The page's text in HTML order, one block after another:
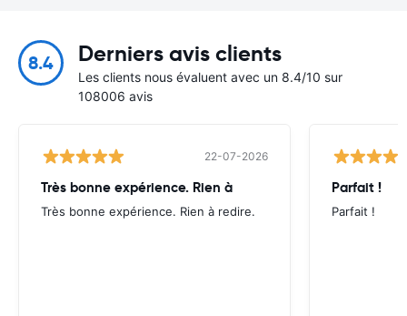
8.4 Derniers avis clients
Les clients nous évaluent avec un 8.4/10 sur
108006 avis
22-07-2026
Très bonne expérience. Rien à
Très bonne expérience. Rien à redire.
Parfait !
Parfait !